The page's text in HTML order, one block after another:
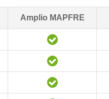
Amplio MAPFRE